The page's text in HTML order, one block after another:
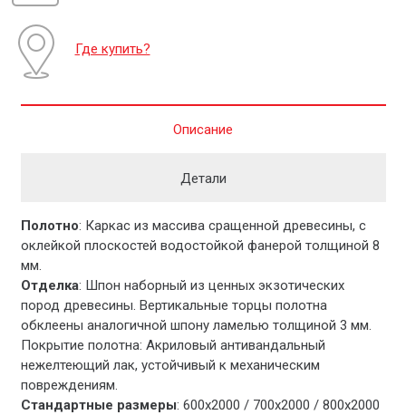
Где купить?
Описание
Детали
Полотно: Каркас из массива сращенной древесины, с
оклейкой плоскостей водостойкой фанерой толщиной 8
мм.
Отделка: Шпон наборный из ценных экзотических
пород древесины. Вертикальные торцы полотна
обклеены аналогичной шпону ламелью толщиной 3 мм.
Покрытие полотна: Акриловый антивандальный
нежелтеющий лак, устойчивый к механическим
повреждениям.
Стандартные размеры: 600х2000 / 700х2000 / 800х2000